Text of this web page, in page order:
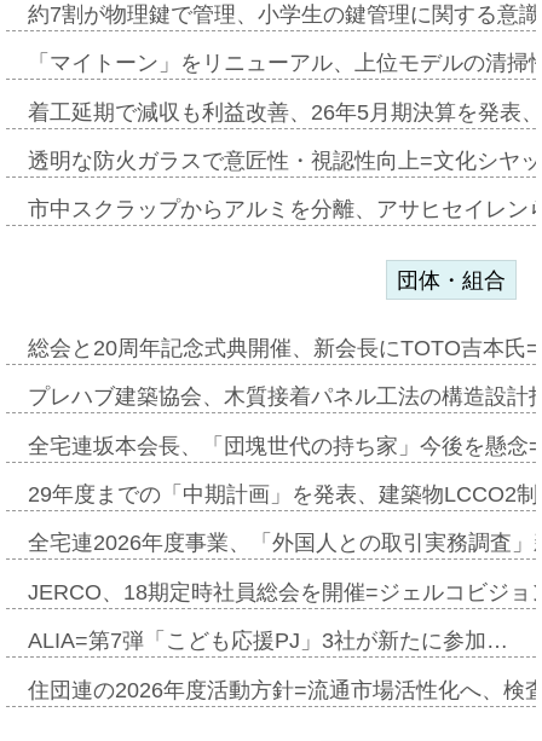
約7割が物理鍵で管理、小学生の鍵管理に関する意
「マイトーン」をリニューアル、上位モデルの清
着工延期で減収も利益改善、26年5月期決算を発表
透明な防火ガラスで意匠性・視認性向上=文化シヤ
市中スクラップからアルミを分離、アサヒセイレ
団体・組合
総会と20周年記念式典開催、新会長にTOTO吉本氏
プレハブ建築協会、木質接着パネル工法の構造設
全宅連坂本会長、「団塊世代の持ち家」今後を懸
29年度までの「中期計画」を発表、建築物LCCO2
全宅連2026年度事業、「外国人との取引実務調査
JERCO、18期定時社員総会を開催=ジェルコビジ
ALIA=第7弾「こども応援PJ」3社が新たに参加…
住団連の2026年度活動方針=流通市場活性化へ、検